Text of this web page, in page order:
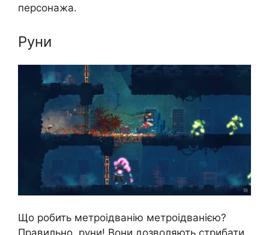
персонажа.
Руни
Що робить метроідванію метроідванією?